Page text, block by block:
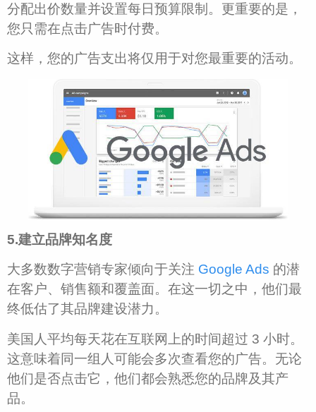
分配出价数量并设置每日预算限制。更重要的是，
您只需在点击广告时付费。
这样，您的广告支出将仅用于对您最重要的活动。
5.建立品牌知名度
大多数数字营销专家倾向于关注 Google Ads 的潜
在客户、销售额和覆盖面。在这一切之中，他们最
终低估了其品牌建设潜力。
美国人平均每天花在互联网上的时间超过 3 小时。
这意味着同一组人可能会多次查看您的广告。无论
他们是否点击它，他们都会熟悉您的品牌及其产
品。